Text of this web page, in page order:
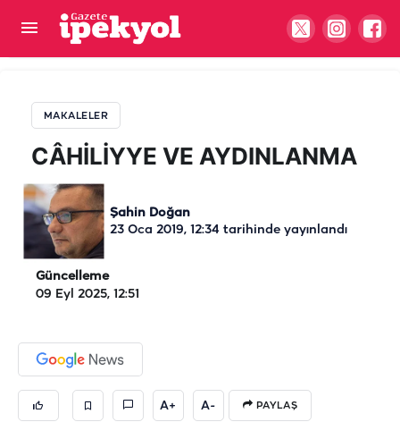
MAKALELER
CÂHİLİYYE VE AYDINLANMA
Şahin Doğan
23 Oca 2019, 12:34 tarihinde yayınlandı
Güncelleme
09 Eyl 2025, 12:51
A+ A- PAYLAŞ
CÂHİLİYYE VE AYDINLANMA